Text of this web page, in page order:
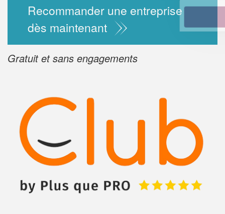
Recommander une entreprise
dès maintenant
Gratuit et sans engagements
En savoir plus